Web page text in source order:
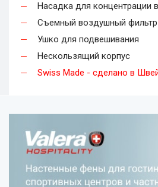
Насадка для концентрации
Съемный воздушный фильтр
Ушко для подвешивания
Нескользящий корпус
Swiss Made - сделано в